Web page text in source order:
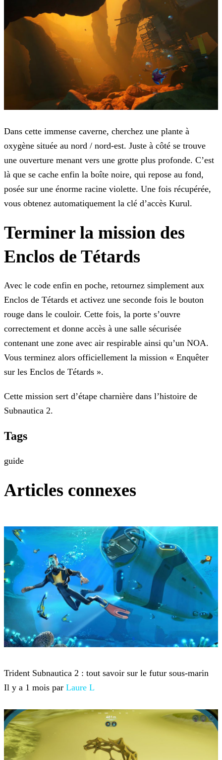
Dans cette immense caverne, cherchez une plante à
oxygène située au nord / nord-est. Juste à côté se trouve
une ouverture menant vers une grotte plus profonde. C’est
là que se cache enfin la boîte noire, qui repose au fond,
posée sur une énorme racine violette. Une fois récupérée,
vous obtenez automatiquement la clé d’accès Kurul.
Terminer la mission des
Enclos de Tétards
Avec le code enfin en poche, retournez simplement aux
Enclos de Tétards et activez une seconde fois le bouton
rouge dans le couloir. Cette fois, la porte s’ouvre
correctement et donne accès à une salle sécurisée
contenant une zone avec air respirable ainsi qu’un NOA.
Vous terminez alors officiellement la mission « Enquêter
sur les Enclos de Tétards ».
Cette mission sert d’étape charnière dans l’histoire de
Subnautica 2.
Tags
guide
Articles connexes
Trident Subnautica 2 : tout savoir sur le futur sous-marin
Il y a 1 mois par Laure L